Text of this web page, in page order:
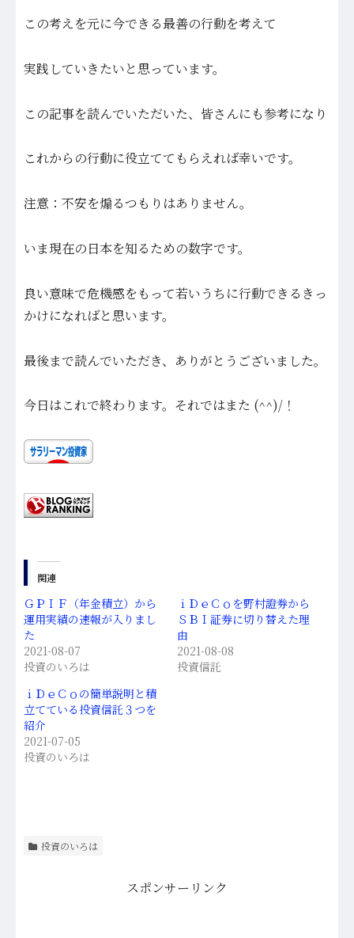
この考えを元に今できる最善の行動を考えて
実践していきたいと思っています。
この記事を読んでいただいた、皆さんにも参考になり
これからの行動に役立ててもらえれば幸いです。
注意：不安を煽るつもりはありません。
いま現在の日本を知るための数字です。
良い意味で危機感をもって若いうちに行動できるきっ
かけになればと思います。
最後まで読んでいただき、ありがとうございました。
今日はこれで終わります。それではまた (^^)/！
関連
ＧＰＩＦ（年金積立）から
運用実績の速報が入りまし
た
2021-08-07
投資のいろは
ｉＤｅＣｏを野村證券から
ＳＢＩ証券に切り替えた理
由
2021-08-08
投資信託
ｉＤｅＣｏの簡単説明と積
立てている投資信託３つを
紹介
2021-07-05
投資のいろは
投資のいろは
スポンサーリンク